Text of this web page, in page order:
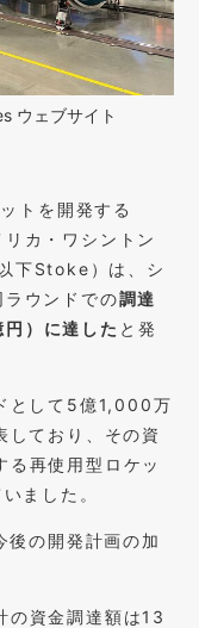
ウェブサイト
トを開発する
カ・ワシントン
下Stoke）は、シ
ウンドでの調達
）に達した と発
として5億1,000万
しており、その資
る再使用型ロケッ
ました。
の開発計画の加
の資金調達額は13